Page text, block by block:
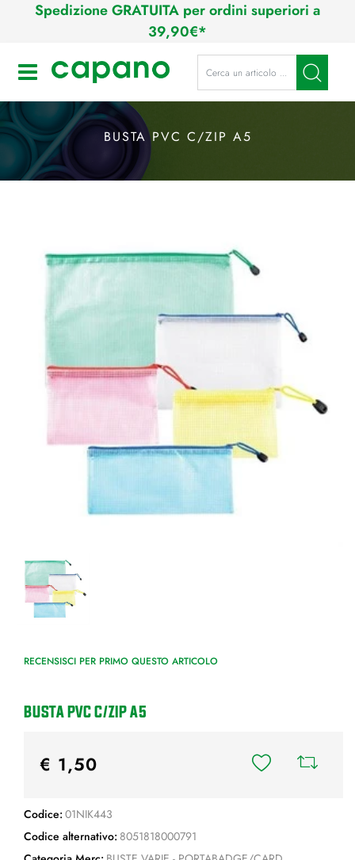
Spedizione GRATUITA per ordini superiori a
39,90€*
Open La modifica di un filtro
BUSTA PVC C/ZIP A5
RECENSISCI PER PRIMO QUESTO ARTICOLO
BUSTA PVC C/ZIP A5
€ 1,50
Codice: 01NIK443
Codice alternativo: 8051818000791